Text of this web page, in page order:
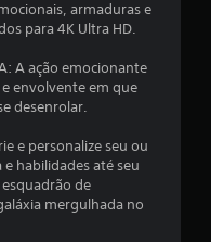
m
t
o
t
a
l
armaduras e
para 4K Ultra HD.
A ação emocionante
envolvente em que
desenrolar.
e personalize seu ou
habilidades até seu
de
mergulhada no